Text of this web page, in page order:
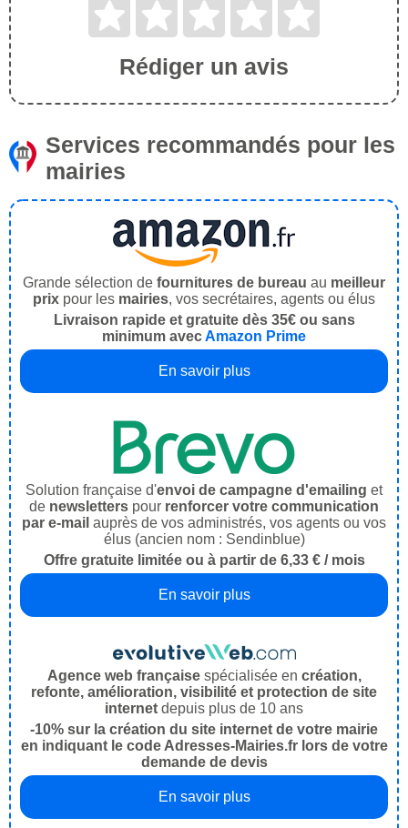
Rédiger un avis
Services recommandés pour les
mairies
Grande sélection de fournitures de bureau au meilleur
prix pour les mairies, vos secrétaires, agents ou élus
Livraison rapide et gratuite dès 35€ ou sans
minimum avecAmazon Prime
En savoir plus
Solution française d'envoi de campagne d'emailing et
de newsletters pour renforcer votre communication
par e-mail auprès de vos administrés, vos agents ou vos
élus (ancien nom : Sendinblue)
Offre gratuite limitée ou à partir de 6,33 € / mois
En savoir plus
Agence web françaisespécialisée en création,
refonte, amélioration, visibilité et protection de site
internet depuis plus de 10 ans
-10% sur la création du site internet de votre mairie
en indiquant le code Adresses-Mairies.fr lors de votre
demande de devis
En savoir plus